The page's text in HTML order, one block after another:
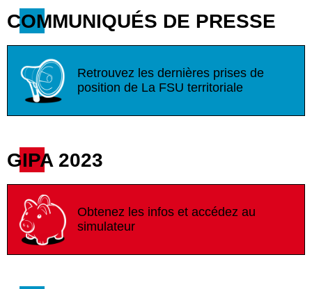
COMMUNIQUÉS DE PRESSE
Retrouvez les dernières prises de
position de La FSU territoriale
GIPA 2023
Obtenez les infos et accédez au
simulateur